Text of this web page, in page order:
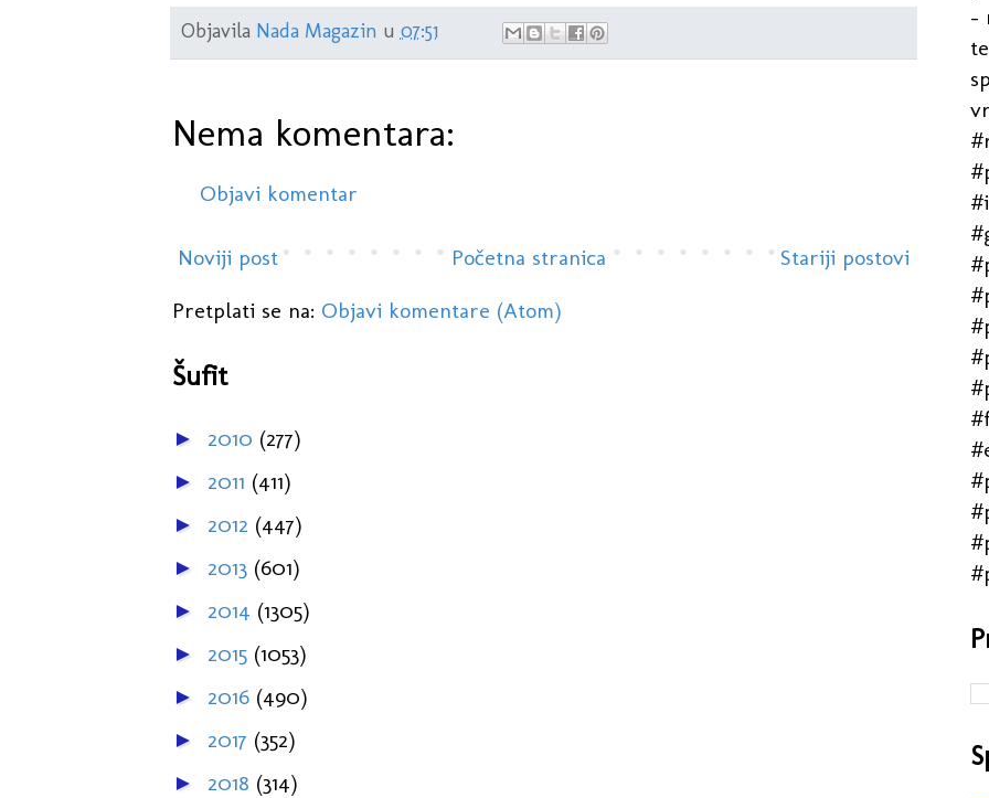
Objavila Nada Magazin u 07:51
Nema komentara:
Objavi komentar
Noviji post Stariji postovi
Početna stranica
Pretplati se na: Objavi komentare (Atom)
Šufit
► 2010 (277)
► 2011 (411)
► 2012 (447)
► 2013 (601)
► 2014 (1305)
► 2015 (1053)
► 2016 (490)
► 2017 (352)
► 2018 (314)
-